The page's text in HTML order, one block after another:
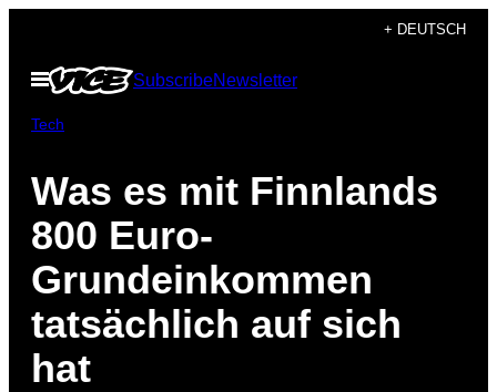
content
+ DEUTSCH
Open
Menu
SubscribeNewsletter
Tech
Was es mit Finnlands
800 Euro-
Grundeinkommen
tatsächlich auf sich
hat